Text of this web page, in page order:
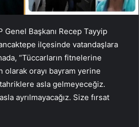
Genel Başkanı Recep Tayyip
ilçesinde vatandaşlara
“Tüccarların fitnelerine
olarak orayı bayram yerine
asla gelmeyeceğiz.
ayrılmayacağız. Size fırsat